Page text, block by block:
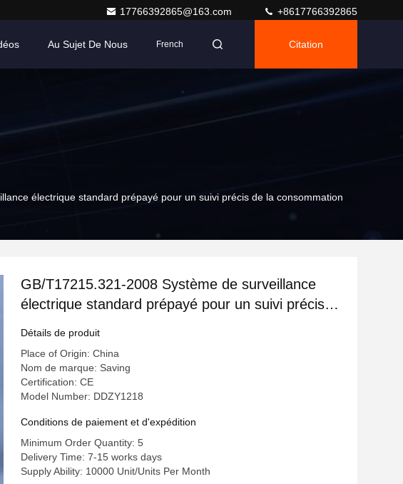
17766392865@163.com +8617766392865
Au Sujet De Nous French Citation
électrique standard prépayé pour un suivi précis de la consommation
GB/T17215.321-2008 Système de surveillance
électrique standard prépayé pour un suivi précis
Détails de produit
Place of Origin: China
Nom de marque: Saving
Certification: CE
Model Number: DDZY1218
Conditions de paiement et d'expédition
Minimum Order Quantity: 5
Delivery Time: 7-15 works days
Supply Ability: 10000 Unit/Units Per Month